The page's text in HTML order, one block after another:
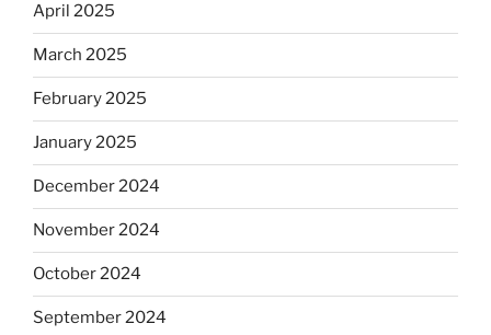
April 2025
March 2025
February 2025
January 2025
December 2024
November 2024
October 2024
September 2024